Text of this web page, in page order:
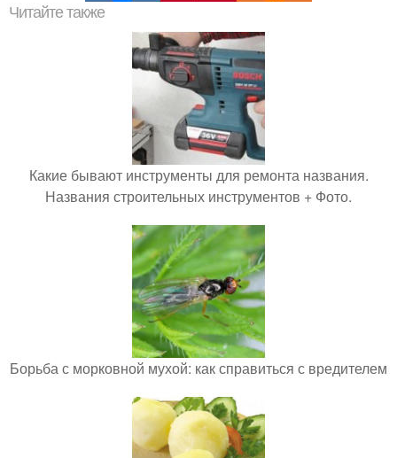
Читайте также
Какие бывают инструменты для ремонта названия.
Названия строительных инструментов + Фото.
Борьба с морковной мухой: как справиться с вредителем